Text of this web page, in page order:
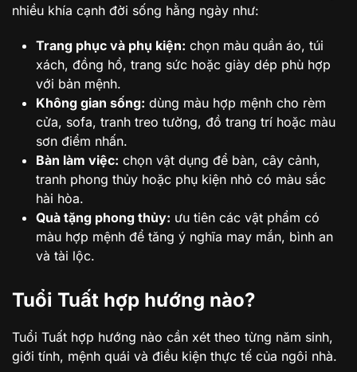
nhiều khía cạnh đời sống hằng ngày như:
Trang phục và phụ kiện: chọn màu quần áo, túi
xách, đồng hồ, trang sức hoặc giày dép phù hợp
với bản mệnh.
Không gian sống: dùng màu hợp mệnh cho rèm
cửa, sofa, tranh treo tường, đồ trang trí hoặc màu
sơn điểm nhấn.
Bàn làm việc: chọn vật dụng để bàn, cây cảnh,
tranh phong thủy hoặc phụ kiện nhỏ có màu sắc
hài hòa.
Quà tặng phong thủy: ưu tiên các vật phẩm có
màu hợp mệnh để tăng ý nghĩa may mắn, bình an
và tài lộc.
Tuổi Tuất hợp hướng nào?
Tuổi Tuất hợp hướng nào cần xét theo từng năm sinh,
giới tính, mệnh quái và điều kiện thực tế của ngôi nhà.